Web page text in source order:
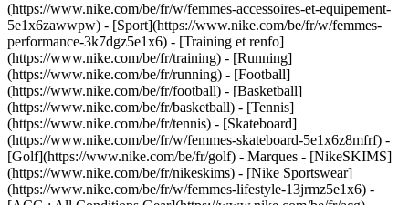
(https://www.nike.com/be/fr/w/femmes-accessoires-et-equipement-
5e1x6zawwpw) - [Sport](https://www.nike.com/be/fr/w/femmes-
performance-3k7dgz5e1x6) - [Training et renfo]
(https://www.nike.com/be/fr/training) - [Running]
(https://www.nike.com/be/fr/running) - [Football]
(https://www.nike.com/be/fr/football) - [Basketball]
(https://www.nike.com/be/fr/basketball) - [Tennis]
(https://www.nike.com/be/fr/tennis) - [Skateboard]
(https://www.nike.com/be/fr/w/femmes-skateboard-5e1x6z8mfrf) -
[Golf](https://www.nike.com/be/fr/golf) - Marques - [NikeSKIMS]
(https://www.nike.com/be/fr/nikeskims) - [Nike Sportswear]
(https://www.nike.com/be/fr/w/femmes-lifestyle-13jrmz5e1x6) -